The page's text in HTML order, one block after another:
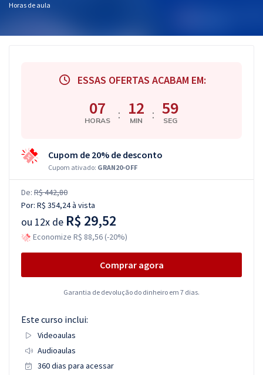
Horas de aula
ESSAS OFERTAS ACABAM EM:
07
HORAS : 12
MIN : 59
SEG
Cupom de 20% de desconto
Cupom ativado: GRAN20-OFF
De: R$ 442,80
Por: R$ 354,24à vista
ou 12x de R$ 29,52
Economize R$ 88,56 (-20%)
Comprar agora
Garantia de devolução do dinheiro em 7 dias.
Este curso inclui:
Videoaulas
Audioaulas
360 dias para acessar